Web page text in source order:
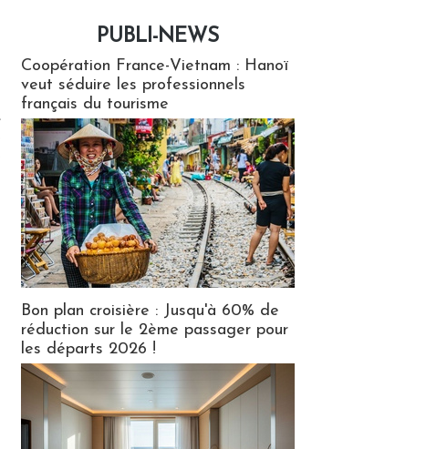
PUBLI-NEWS
Coopération France-Vietnam : Hanoï
veut séduire les professionnels
français du tourisme
Bon plan croisière : Jusqu'à 60% de
réduction sur le 2ème passager pour
les départs 2026 !